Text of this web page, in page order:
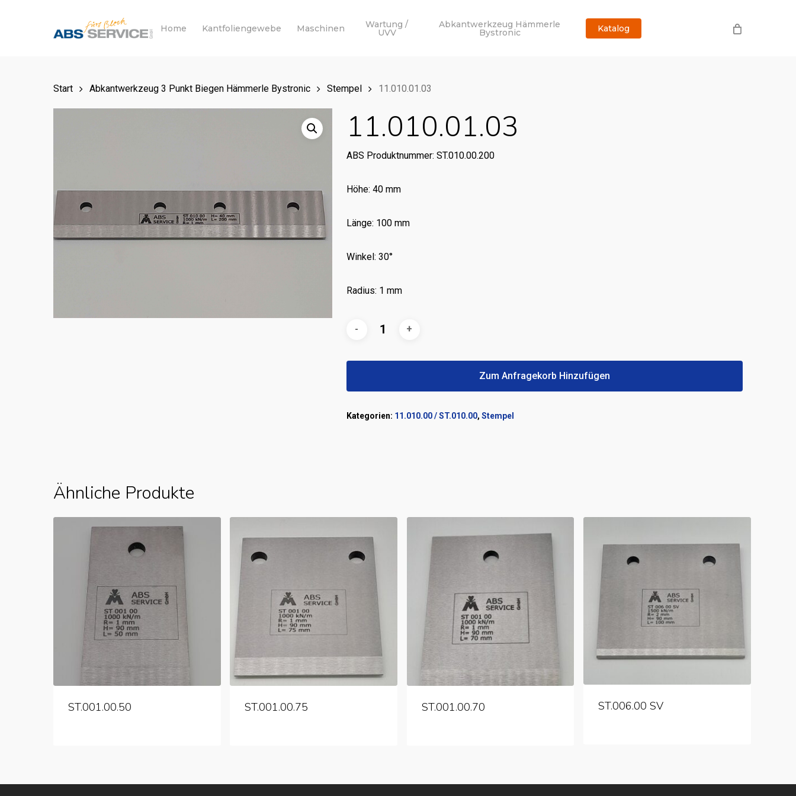
Home Kantfoliengewebe Maschinen Wartung /
UVV
Abkantwerkzeug Hämmerle
Bystronic Katalog
Start Abkantwerkzeug 3 Punkt Biegen Hämmerle Bystronic Stempel 11.010.01.03
11.010.01.03
ABS Produktnummer: ST.010.00.200
Höhe: 40 mm
Länge: 100 mm
Winkel: 30°
Radius: 1 mm
Zum Anfragekorb Hinzufügen
Kategorien: 11.010.00 / ST.010.00, Stempel
Ähnliche Produkte
ST.001.00.50 ST.001.00.75 ST.001.00.70 ST.006.00 SV